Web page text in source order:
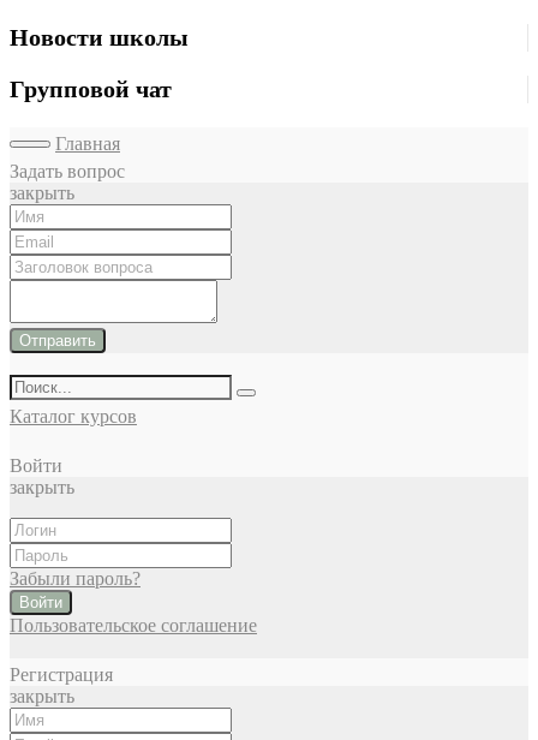
Новости школы
Групповой чат
Главная
Задать вопрос
закрыть
Отправить
Каталог курсов
Войти
закрыть
Забыли пароль?
Войти
Пользовательское соглашение
Регистрация
закрыть